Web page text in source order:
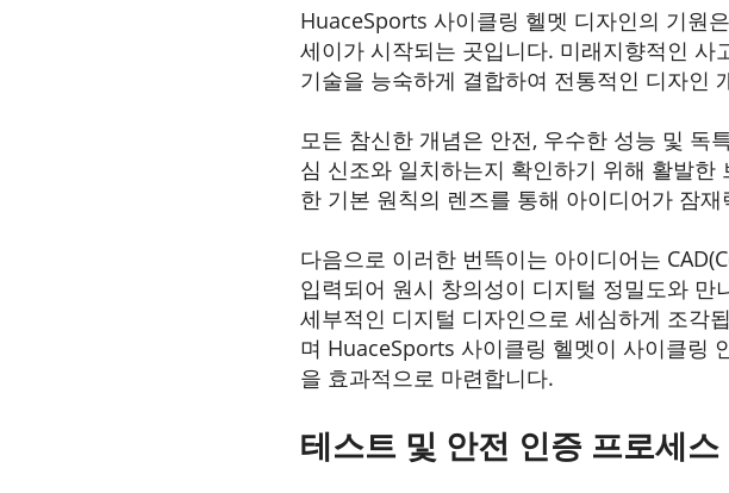
HuaceSports 사이클링 헬멧 디자인의 기원
세이가 시작되는 곳입니다. 미래지향적인
기술을 능숙하게 결합하여 전통적인 디자인
모든 참신한 개념은 안전, 우수한 성능 및
심 신조와 일치하는지 확인하기 위해 활발
한 기본 원칙의 렌즈를 통해 아이디어가 잠
다음으로 이러한 번뜩이는 아이디어는
입력되어 원시 창의성이 디지털 정밀도와
세부적인 디지털 디자인으로 세심하게 조각
며 HuaceSports 사이클링 헬멧이 사이클링
을 효과적으로 마련합니다.
테스트 및 안전 인증 프로세스